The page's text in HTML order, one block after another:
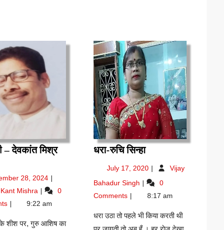
– देवकांत मिश्र
28, 2024 November
28,
2024
Mishra दोहावली
देवकांत
मिश्र
0
9:22 am
शीश पर, गुरु आशिष का
धरा-रुचि सिन्हाधरा-
सिन्हा
July 17, 2020 July
2020
Vijay
Bahadur Singh धरा-
सिन्हा
0
Comments
8:17 am
धरा उठा तो पहले भी किया करती थी